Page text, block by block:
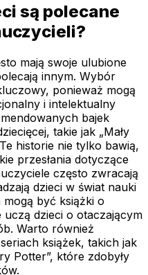
są polecane
mają swoje ulubione
innym. Wybór
ponieważ mogą
i intelektualny
bajek
takie jak „Mały
historie nie tylko bawią,
przesłania dotyczące
często zwracają
dzieci w świat nauki
mogą być książki o
dzieci o otaczającym
Warto również
książek, takich jak
Potter”, które zdobyły